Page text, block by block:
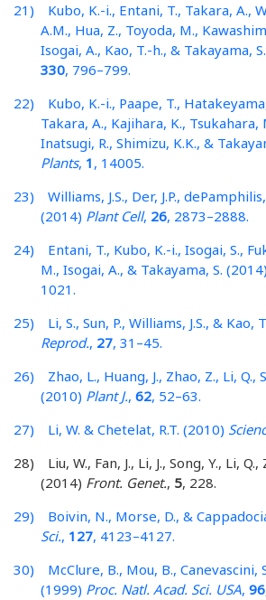
21) Kubo, K.-i., Entani, T., Takara, A.,
A.M., Hua, Z., Toyoda, M.,
Isogai, A., Kao, T.-h., & Takayama,
330, 796–799.
22) Kubo, K.-i., Paape, T.,
Takara, A., Kajihara, K., Tsukahara,
Inatsugi, R., Shimizu, K.K., &
Plants, 1 , 14005.
23) Williams, J.S., Der, J.P., dePamphilis,
(2014) Plant Cell, 26, 2873–2888.
24) Entani, T., Kubo, K.-i., Isogai, S.,
M., Isogai, A., & Takayama, S. (2014)
1021.
25) Li, S., Sun, P., Williams, J.S., & Kao,
Reprod., 27, 31–45.
26) Zhao, L., Huang, J., Zhao, Z., Li, Q.,
(2010) Plant J., 62, 52–63.
27) Li, W. & Chetelat, R.T. (2010)
28) Liu, W., Fan, J., Li, J., Song, Y., Li, Q.,
(2014) Front. Genet., 5, 228.
29) Boivin, N., Morse, D., &
Sci., 127, 4123–4127.
30) McClure, B., Mou, B., Canevascini,
(1999) Proc. Natl. Acad. Sci. USA, 96